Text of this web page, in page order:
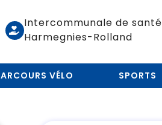
Intercommunale de santé
Harmegnies-Rolland
VÉLO SPORTS